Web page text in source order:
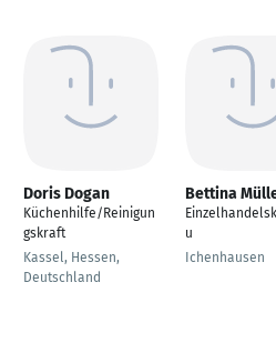
Doris Dogan
Küchenhilfe/Reinigun
gskraft
Kassel, Hessen,
Deutschland
Bettina
u
Ichenhausen